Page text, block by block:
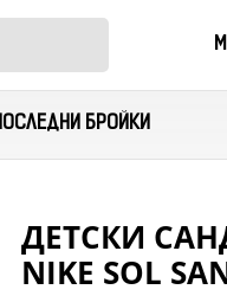
ПОСЛЕДНИ БРОЙКИ
ДЕТСКИ
NIKE SOL